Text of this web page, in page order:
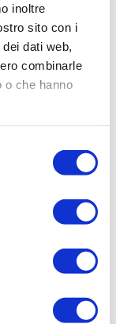
inoltre
sito con i
dati web,
combinarle
o che hanno
| Heavy